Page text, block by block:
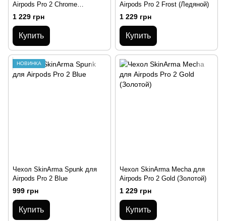
Airpods Pro 2 Chrome
(Хромовый)
1 229 грн
Купить
Airpods Pro 2 Frost (Ледяной)
1 229 грн
Купить
НОВИНКА
Чехол SkinArma Spunk для
Airpods Pro 2 Blue
999 грн
Купить
Чехол SkinArma Mecha для
Airpods Pro 2 Gold (Золотой)
1 229 грн
Купить